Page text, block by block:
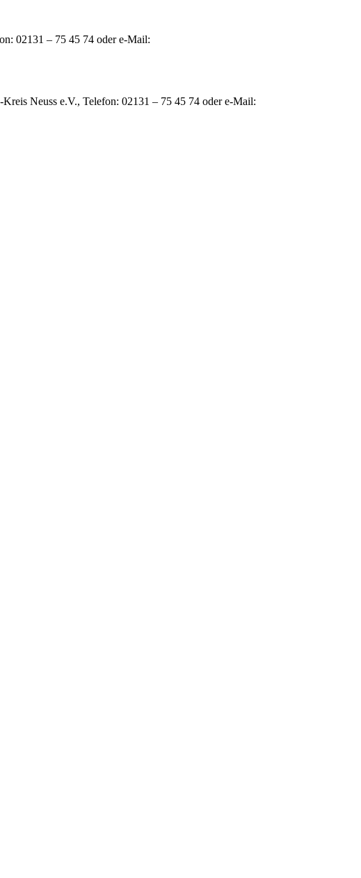
02131 – 75 45 74 oder e-Mail:
Neuss e.V., Telefon: 02131 – 75 45 74 oder e-Mail: